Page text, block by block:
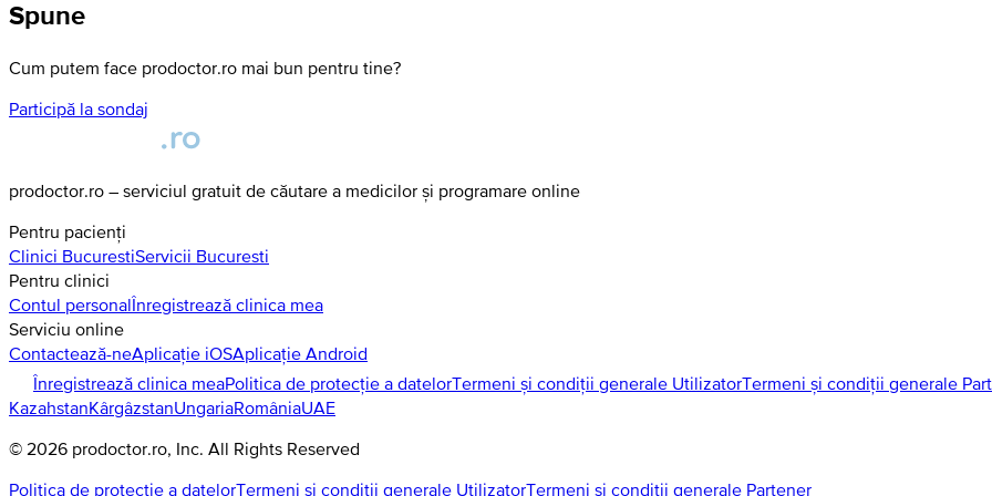
Spune
Cum putem face prodoctor.ro mai bun pentru tine?
Participă la sondaj
prodoctor.ro – serviciul gratuit de căutare a medicilor și programare online
Pentru pacienți
Clinici BucurestiServicii Bucuresti
Pentru clinici
Contul personalÎnregistrează clinica mea
Serviciu online
Contactează-neAplicație iOSAplicație Android
Înregistrează clinica meaPolitica de protecție a datelorTermeni și condiții generale UtilizatorTermeni și condiții generale
KazahstanKârgâzstanUngariaRomâniaUAE
© 2026 prodoctor.ro, Inc. All Rights Reserved
Politica de protecție a datelorTermeni și condiții generale UtilizatorTermeni și condiții generale Partener